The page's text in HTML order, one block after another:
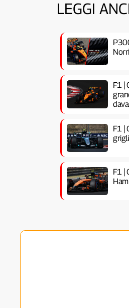
LEGGI
F1 |
F1 |
F1 |